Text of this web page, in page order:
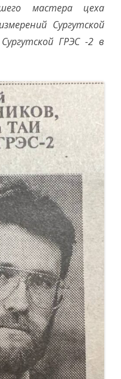
мастера цеха
Сургутской
ГРЭС -2 в